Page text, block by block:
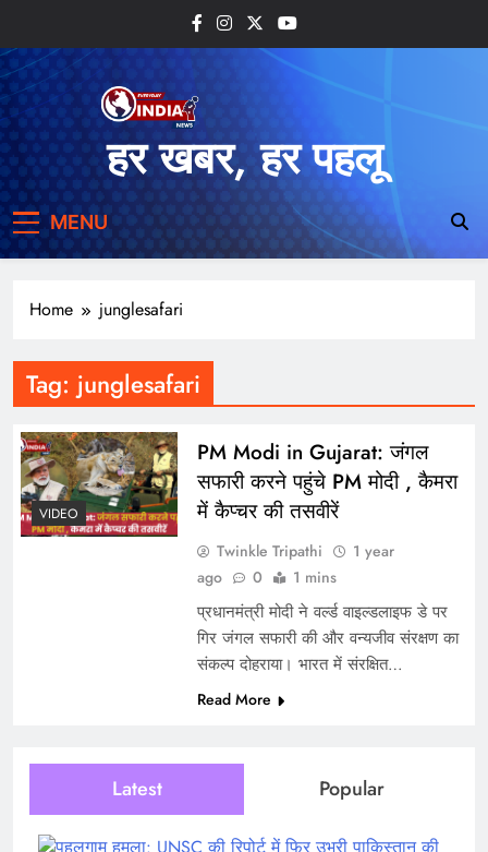
content
हर खबर, हर पहलू
MENU
Home junglesafari
Tag: junglesafari
VIDEO
PM Modi in Gujarat: जंगल
सफारी करने पहुंचे PM मोदी , कैमरा
में कैप्चर की तसवीरें
Twinkle Tripathi
1 year
ago
0 1 mins
प्रधानमंत्री मोदी ने वर्ल्ड वाइल्डलाइफ डे पर
गिर जंगल सफारी की और वन्यजीव संरक्षण का
संकल्प दोहराया। भारत में संरक्षित…
Read More
Latest Popular